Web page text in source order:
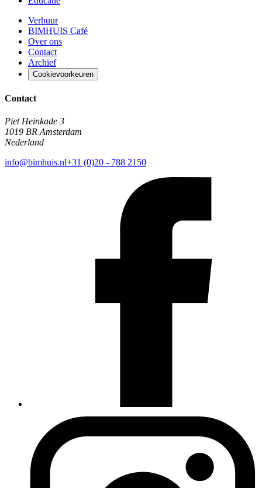
Verhuur
BIMHUIS Café
Over ons
Contact
Archief
Cookievoorkeuren
Contact
Piet Heinkade 3
1019 BR Amsterdam
Nederland
info@bimhuis.nl+31 (0)20 - 788 2150